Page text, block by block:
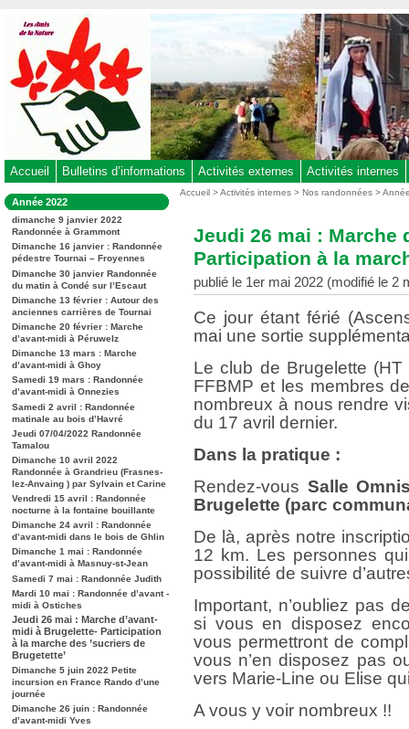
au
contenu
-
Aller
au
menu
-
à
la
recherche
Accueil Bulletins d’informations Activités externes Activités internes
Dans
la
rubrique
:
Année 2022
dimanche 9 janvier 2022
Randonnée à Grammont
Dimanche 16 janvier : Randonnée
pédestre Tournai – Froyennes
Dimanche 30 janvier Randonnée
du matin à Condé sur l’Escaut
Dimanche 13 février : Autour des
anciennes carrières de Tournai
Dimanche 20 février : Marche
d’avant-midi à Péruwelz
Dimanche 13 mars : Marche
d’avant-midi à Ghoy
Samedi 19 mars : Randonnée
d’avant-midi à Onnezies
Samedi 2 avril : Randonnée
matinale au bois d’Havré
Jeudi 07/04/2022 Randonnée
Tamalou
Dimanche 10 avril 2022
Randonnée à Grandrieu (Frasnes-
lez-Anvaing ) par Sylvain et Carine
Vendredi 15 avril : Randonnée
nocturne à la fontaine bouillante
Dimanche 24 avril : Randonnée
d’avant-midi dans le bois de Ghlin
Dimanche 1 mai : Randonnée
d’avant-midi à Masnuy-st-Jean
Samedi 7 mai : Randonnée Judith
Mardi 10 mai : Randonnée d’avant -
midi à Ostiches
Jeudi 26 mai : Marche d’avant-
midi à Brugelette- Participation
à la marche des ’sucriers de
Brugetette’
Dimanche 5 juin 2022 Petite
incursion en France Rando d’une
journée
Dimanche 26 juin : Randonnée
d’avant-midi Yves
Vous
Accueil >Activités internes >Nos randonnées>
Jeudi 26 mai : Marche
Participation à la
publié le 1er mai 2022 (modifié le 2
Ce jour étant férié
mai une sortie
Le club de Brugelette
FFBMP et les membres
nombreux à nous rendre
du 17 avril dernier.
Dans la pratique :
Rendez-vous Salle
Brugelette (parc
De là, après notre
12 km. Les personnes
possibilité de suivre
Important, n’oubliez pas
si vous en disposez
vous permettront de
vous n’en disposez pas
vers Marie-Line ou Elise
A vous y voir nombreux !!